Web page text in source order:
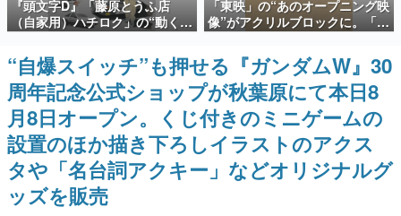
SNS拡散数が数千以上！ ページビュー数万以上！ などな
ど。多くの人々に読まれた、電ファミ渾身の“殿堂入り”記
事をまとめました。
ゲームの企画書
名作ゲームクリエイターの方々に製作時のエピソードをお
聞きし、ヒットする企画（ゲーム）とは何か？を探ってい
きます。
赫本
この物語を解いてはいけない。『赫本』は、〈試験問題〉
の形をした短編ホラー小説集です。
新世代に訊く
『頭文字D』「藤原とうふ店
（自家用）ハチロク」の“動くテ
ィッシュケース”が買えるポップ
アップショップが開催へ。マン
ガの舞台である群馬の「イオン
モール高崎」にて、8月11日か
ら8月20日までの期間限定で開
催予定
「東映」の“あのオープニング映
像”がアクリルブロックに。「東
映ヒストリカル グッズコレクシ
ョン」が8月下旬より発売
“自爆スイッチ”も押せる『ガンダムW』30
周年記念公式ショップが秋葉原にて本日8
月8日オープン。くじ付きのミニゲームの
設置のほか描き下ろしイラストのアクス
タや「名台詞アクキー」などオリジナルグ
ッズを販売